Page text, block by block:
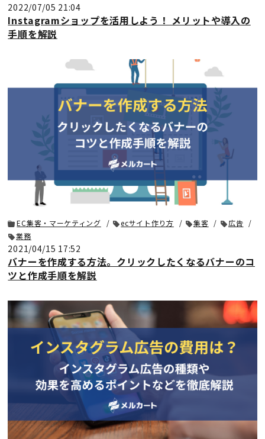
2022/07/05 21:04
Instagramショップを活用しよう！ メリットや導入の
手順を解説
EC集客・マーケティング ecサイト作り方 集客
広告
業務
2021/04/15 17:52
バナーを作成する方法。クリックしたくなるバナーのコ
ツと作成手順を解説